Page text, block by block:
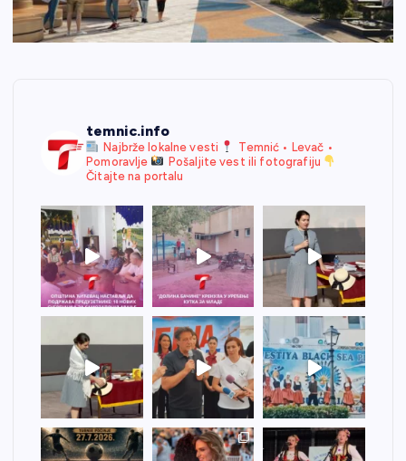
temnic.info
Najbrže lokalne vesti
Temnić • Levač •
Pomoravlje
Pošaljite vest ili fotografiju
Čitajte na portalu